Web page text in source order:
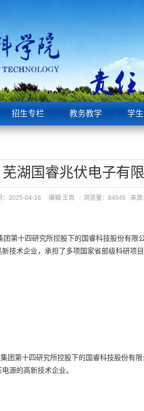
招生专栏 教务教学 学
芜湖国睿兆伏电子有
：2025-04-16 编辑:王岚 浏览量：84545 来
第十四研究所控股下的国睿科技股份有限
技术企业，承担了多项国家省部级科研项
团第十四研究所控股下的国睿科技股份有
源的高新技术企业。